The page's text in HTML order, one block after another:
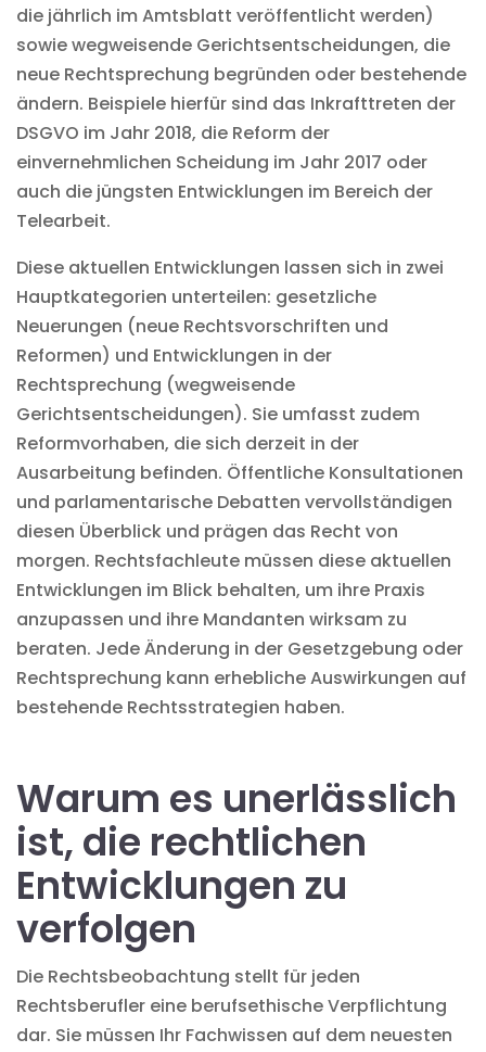
die jährlich im Amtsblatt veröffentlicht werden)
sowie wegweisende Gerichtsentscheidungen, die
neue Rechtsprechung begründen oder bestehende
ändern. Beispiele hierfür sind das Inkrafttreten der
DSGVO im Jahr 2018, die Reform der
einvernehmlichen Scheidung im Jahr 2017 oder
auch die jüngsten Entwicklungen im Bereich der
Telearbeit.
Diese aktuellen Entwicklungen lassen sich in zwei
Hauptkategorien unterteilen: gesetzliche
Neuerungen (neue Rechtsvorschriften und
Reformen) und Entwicklungen in der
Rechtsprechung (wegweisende
Gerichtsentscheidungen). Sie umfasst zudem
Reformvorhaben, die sich derzeit in der
Ausarbeitung befinden. Öffentliche Konsultationen
und parlamentarische Debatten vervollständigen
diesen Überblick und prägen das Recht von
morgen. Rechtsfachleute müssen diese aktuellen
Entwicklungen im Blick behalten, um ihre Praxis
anzupassen und ihre Mandanten wirksam zu
beraten. Jede Änderung in der Gesetzgebung oder
Rechtsprechung kann erhebliche Auswirkungen auf
bestehende Rechtsstrategien haben.
Warum es unerlässlich
ist, die rechtlichen
Entwicklungen zu
verfolgen
Die Rechtsbeobachtung stellt für jeden
Rechtsberufler eine berufsethische Verpflichtung
dar. Sie müssen Ihr Fachwissen auf dem neuesten